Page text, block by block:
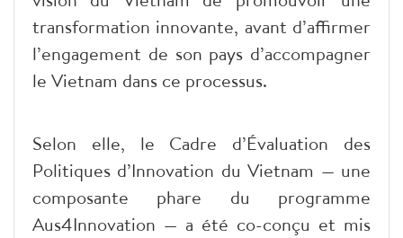
transformation innovante, avant d’affirmer
l’engagement de son pays d’accompagner
le Vietnam dans ce processus.
Selon elle, le Cadre d’Évaluation des
Politiques d’Innovation du Vietnam — une
composante phare du programme
Aus4Innovation — a été co-conçu et mis